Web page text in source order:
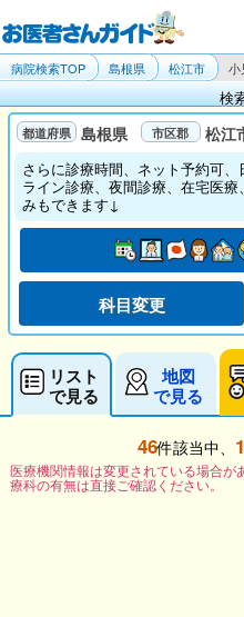
病院検索TOP 島根県 松江市 小
検
島根県 松江
さらに診療時間、ネット予約可
ライン診療、夜間診療、在宅医
みもできます↓
科目変更
リスト
で見る
地図
で見る
46件該当中、 1
医療機関情報は変更されている場合
療科の有無は直接ご確認ください。